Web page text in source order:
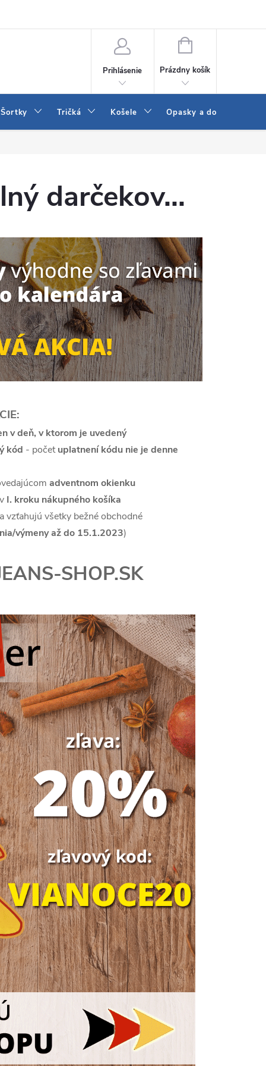
Prihlásenie
NÁKUPNÝ
Prázdny košík
Šortky Tričká Košele Opasky a doplnky
darčekov...
v deň, v ktorom je uvedený
kód - početuplatnení kódu nie je denne
adventnom okienku
I. kroku nákupného košíka
vzťahujú všetky bežné obchodné
výmeny až do 15.1.2023)
SHOP.SK